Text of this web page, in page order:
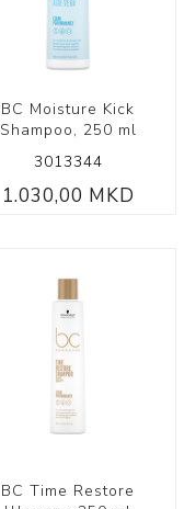
BC Moisture Kick
Shampoo, 250 ml
3013344
1.030,00 MKD
BC Time Restore